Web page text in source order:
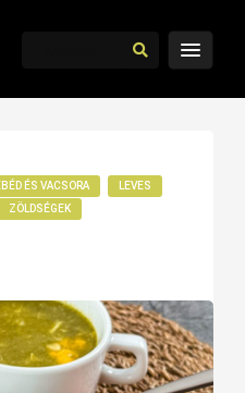
ÉS VACSORA
LEVES
ZÖLDSÉGEK